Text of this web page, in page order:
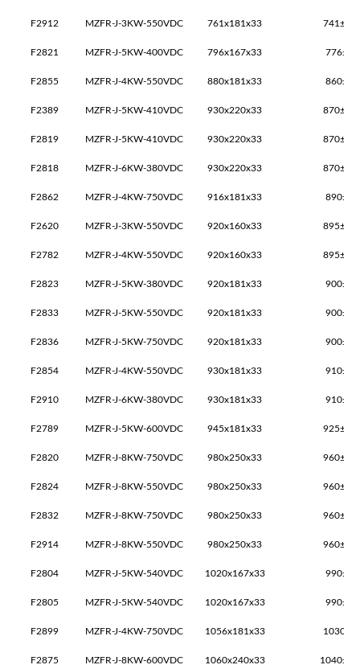
F2912 MZFR-J-3KW-550VDC 761x181x33
F2821 MZFR-J-5KW-400VDC 796x167x33
F2855 MZFR-J-4KW-550VDC 880x181x33
F2389 MZFR-J-5KW-410VDC 930x220x33
F2819 MZFR-J-5KW-410VDC 930x220x33
F2818 MZFR-J-6KW-380VDC 930x220x33
F2862 MZFR-J-4KW-750VDC 916x181x33
F2620 MZFR-J-3KW-550VDC 920x160x33
F2782 MZFR-J-4KW-550VDC 920x160x33
F2823 MZFR-J-5KW-380VDC 920x181x33
F2833 MZFR-J-5KW-550VDC 920x181x33
F2836 MZFR-J-5KW-750VDC 920x181x33
F2854 MZFR-J-4KW-550VDC 930x181x33
F2910 MZFR-J-6KW-380VDC 930x181x33
F2789 MZFR-J-5KW-600VDC 945x181x33
F2820 MZFR-J-8KW-750VDC 980x250x33
F2824 MZFR-J-8KW-550VDC 980x250x33
F2832 MZFR-J-8KW-750VDC 980x250x33
F2914 MZFR-J-8KW-550VDC 980x250x33
F2804 MZFR-J-5KW-540VDC 1020x167x33
F2805 MZFR-J-5KW-540VDC 1020x167x33
F2899 MZFR-J-4KW-750VDC 1056x181x33
F2875 MZFR-J-8KW-600VDC 1060x240x33